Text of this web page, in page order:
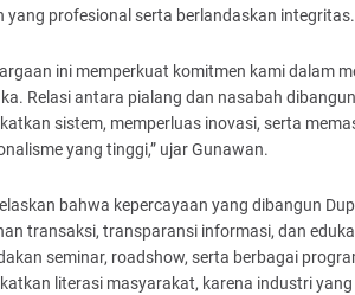
yang profesional serta berlandaskan integritas.
ini memperkuat komitmen kami dalam
Relasi antara pialang dan nasabah
sistem, memperluas inovasi, serta
yang tinggi,” ujar Gunawan.
bahwa kepercayaan yang dibangun
transaksi, transparansi informasi, dan
seminar, roadshow, serta berbagai
literasi masyarakat, karena industri